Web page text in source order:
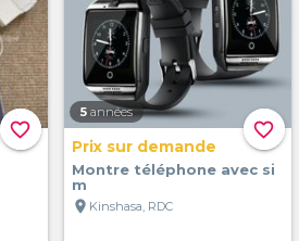
favorite_border favorite_border
5 années
Prix sur demande
Montre téléphone avec si
m
location_on Kinshasa, RDC